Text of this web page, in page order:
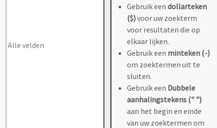
Gebruik een dollarteken
($)voor uw zoekterm
voor resultaten die op
elkaar lijken.
Gebruik een minteken (-)
om zoektermen uit te
sluiten.
Gebruik een Dubbele
aanhalingstekens (" ")
aan het begin en einde
van uw zoektermen om